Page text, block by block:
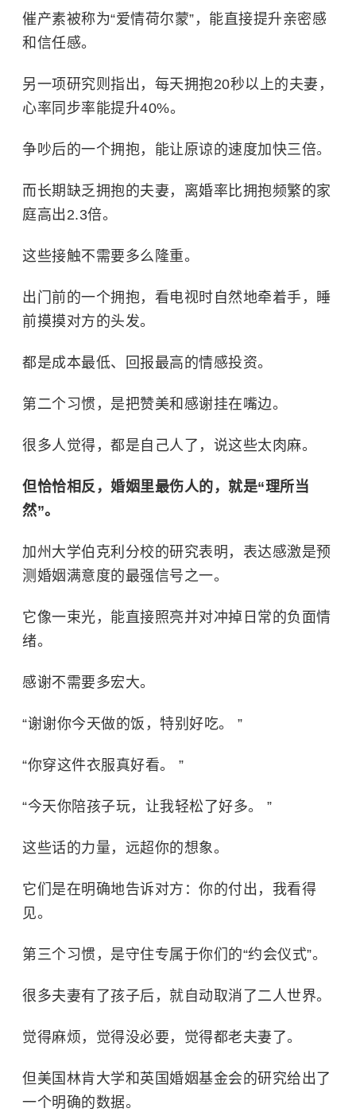
催产素被称为“爱情荷尔蒙”，能直接提升亲密感
和信任感。
另一项研究则指出，每天拥抱20秒以上的夫妻，
心率同步率能提升40%。
争吵后的一个拥抱，能让原谅的速度加快三倍。
而长期缺乏拥抱的夫妻，离婚率比拥抱频繁的家
庭高出2.3倍。
这些接触不需要多么隆重。
出门前的一个拥抱，看电视时自然地牵着手，睡
前摸摸对方的头发。
都是成本最低、回报最高的情感投资。
第二个习惯，是把赞美和感谢挂在嘴边。
很多人觉得，都是自己人了，说这些太肉麻。
但恰恰相反，婚姻里最伤人的，就是“理所当
然”。
加州大学伯克利分校的研究表明，表达感激是预
测婚姻满意度的最强信号之一。
它像一束光，能直接照亮并对冲掉日常的负面情
绪。
感谢不需要多宏大。
“谢谢你今天做的饭，特别好吃。 ”
“你穿这件衣服真好看。 ”
“今天你陪孩子玩，让我轻松了好多。 ”
这些话的力量，远超你的想象。
它们是在明确地告诉对方：你的付出，我看得
见。
第三个习惯，是守住专属于你们的“约会仪式”。
很多夫妻有了孩子后，就自动取消了二人世界。
觉得麻烦，觉得没必要，觉得都老夫妻了。
但美国林肯大学和英国婚姻基金会的研究给出了
一个明确的数据。